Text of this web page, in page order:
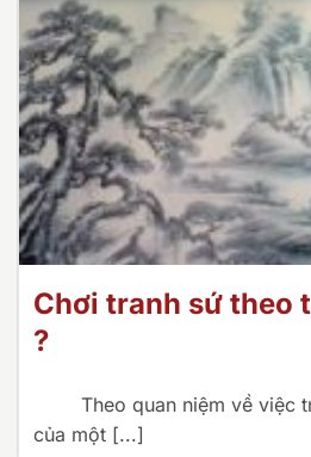
Chơi tranh sứ theo
?
Theo quan niệm về việc
của một [...]